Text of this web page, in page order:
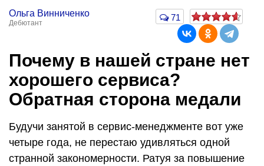
Ольга Винниченко
Дебютант
71
Почему в нашей стране нет
хорошего сервиса?
Обратная сторона медали
Будучи занятой в сервис-менеджменте вот уже
четыре года, не перестаю удивляться одной
странной закономерности. Ратуя за повышение